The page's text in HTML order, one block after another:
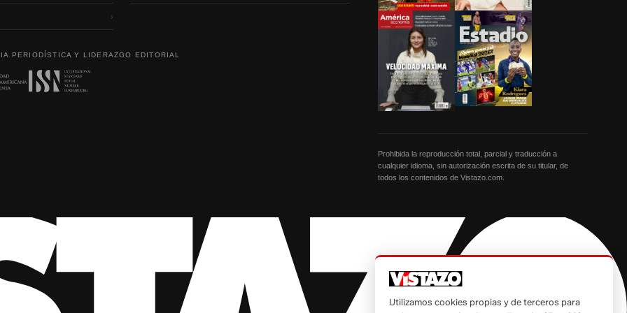
›
PERIODÍSTICA Y LIDERAZGO EDITORIAL
Prohibida la reproducción total, parcial y traducción a
cualquier idioma, sin autorización escrita de su titular, de
todos los contenidos de Vistazo.com.
Utilizamos cookies propias y de terceros para